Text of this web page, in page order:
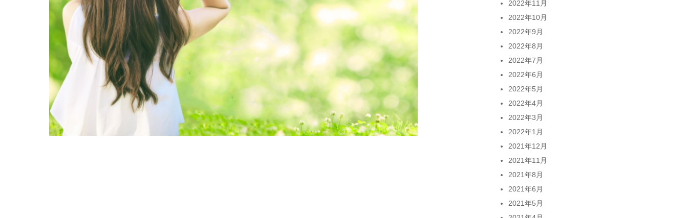
2022年11月
2022年10月
2022年9月
2022年8月
2022年7月
2022年6月
2022年5月
2022年4月
2022年3月
2022年1月
2021年12月
2021年11月
2021年8月
2021年6月
2021年5月